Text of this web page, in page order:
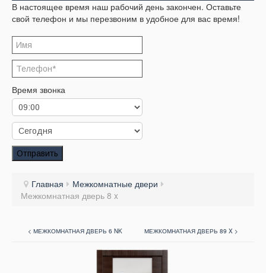
Окна и балконы
Кондиционеры
Акции
Корзина
Заказать звонок
Заказ обратного звонка
В настоящее время наш рабочий день закончен. Оставьте
свой телефон и мы перезвоним в удобное для вас время!
Время звонка
Отправить
Главная
Межкомнатные двери
Межкомнатная дверь 8 x
< МЕЖКОМНАТНАЯ ДВЕРЬ 6 NK МЕЖКОМНАТНАЯ ДВЕРЬ 89 X >